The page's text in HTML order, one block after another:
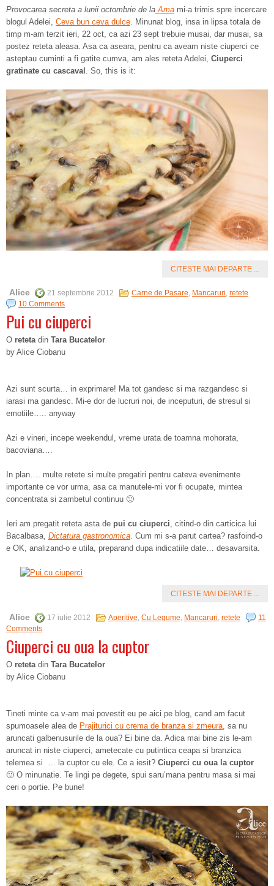
Provocarea secreta a lunii octombrie de la Ama mi-a trimis spre incercare
blogul Adelei, Ceva bun ceva dulce . Minunat blog, insa in lipsa totala de
timp m-am terzit ieri, 22 oct, ca azi 23 sept trebuie musai, dar musai, sa
postez reteta aleasa. Asa ca aseara, pentru ca aveam niste ciuperci ce
asteptau cuminti a fi gatite cumva, am ales reteta Adelei, Ciuperci
gratinate cu cascaval
. So, this is it:
CITESTE MAI DEPARTE ...
Alice 21 septembrie 2012 Carne de Pasare, Mancaruri, retete
10 Comments
Pui cu ciuperci
O retetadin Tara Bucatelor
by Alice Ciobanu
Azi sunt scurta… in exprimare! Ma tot gandesc si ma razgandesc si
iarasi ma gandesc. Mi-e dor de lucruri noi, de inceputuri, de stresul si
emotiile….. anyway
Azi e vineri, incepe weekendul, vreme urata de toamna mohorata,
bacoviana….
In plan…. multe retete si multe pregatiri pentru cateva evenimente
importante ce vor urma, asa ca manutele-mi vor fi ocupate, mintea
concentrata si zambetul continuu 🙂
Ieri am pregatit reteta asta de pui cu ciuperci, citind-o din carticica lui
Bacalbasa, Dictatura gastronomica. Cum mi s-a parut cartea? rasfoind-o
e OK, analizand-o e utila, preparand dupa indicatiile date… desavarsita.
CITESTE MAI DEPARTE ...
Alice 17 iulie 2012 Aperitive, Cu Legume, Mancaruri, retete
11
Comments
Ciuperci cu oua la cuptor
O retetadin Tara Bucatelor
by Alice Ciobanu
Tineti minte ca v-am mai povestit eu pe aici pe blog, cand am facut
spumoasele alea de Prajiturici cu crema de branza si zmeura, sa nu
aruncati galbenusurile de la oua? Ei bine da. Adica mai bine zis le-am
aruncat in niste ciuperci, ametecate cu putintica ceapa si branzica
telemea si … la cuptor cu ele. Ce a iesit? Ciuperci cu oua la cuptor
🙂 O minunatie. Te lingi pe degete, spui saru’mana pentru masa si mai
ceri o portie. Pe bune!